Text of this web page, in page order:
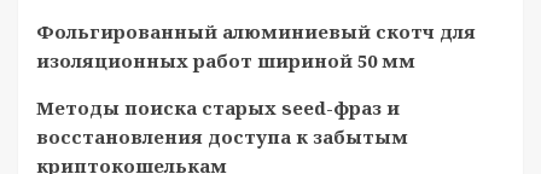
Фольгированный алюминиевый скотч для
изоляционных работ шириной 50 мм
Методы поиска старых seed-фраз и
восстановления доступа к забытым
криптокошелькам